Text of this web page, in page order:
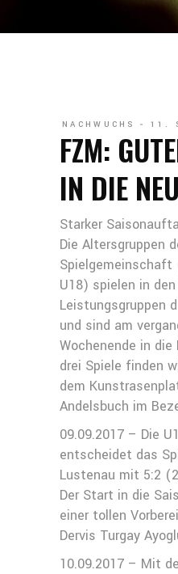
NACHWUCHS 11.
FZM:
IN DIE
Starker
Die Altersgruppen
Spielgemeinschaft
U18) spielen in
Leistungsgruppen
und sind am
Wochenende in
drei Spiele finden
dem
Andelsbuch im
09.09.2017 – Die
entscheidet das
Lustenau mit 5:2
Der Start in die
einer tollen
Dervis Turgay
10.09.2017 – Mit